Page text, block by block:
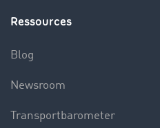
Ressources
Blog
Newsroom
Transportbarometer